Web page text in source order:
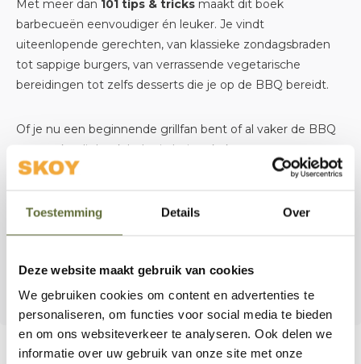
Toestemming Details Over
Deze website maakt gebruik van cookies
We gebruiken cookies om content en advertenties te
personaliseren, om functies voor social media te bieden
en om ons websiteverkeer te analyseren. Ook delen we
informatie over uw gebruik van onze site met onze
Met meer dan 101 tips & tricks maakt dit boek
barbecueën eenvoudiger én leuker. Je vindt
uiteenlopende gerechten, van klassieke zondagsbraden
tot sappige burgers, van verrassende vegetarische
bereidingen tot zelfs desserts die je op de BBQ bereidt.
Of je nu een beginnende grillfan bent of al vaker de BBQ
aansteekt, dit boek helpt je buiten koken met vertrouwen
en plezier aan te pakken. Met duidelijke stappen en
Maak van de BBQ niet alleen een maaltijd, maar een
elk moment.